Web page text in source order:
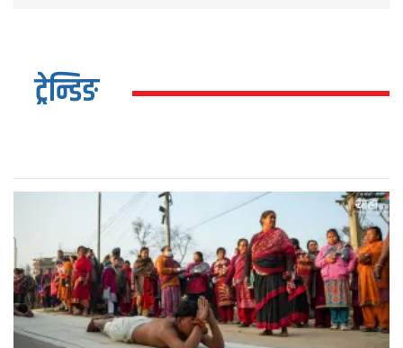
ट्रेन्डिङ